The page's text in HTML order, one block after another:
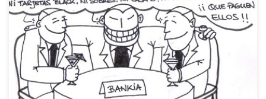
Ahora con las tarjetas black de Blesa y Rato, y antes con los
sobresueldos, la caja B del Partido Popular y el capitalismo de
amiguetes que practican Aznar, Aguirre, Rajoy y tantos otros, cada
día tengo más claro que la factura de todo este latrocinio va a
apuntarse a la […]